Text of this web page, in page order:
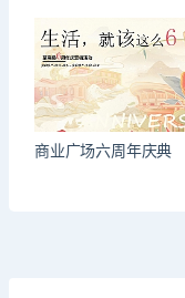
商业广场六周年庆典